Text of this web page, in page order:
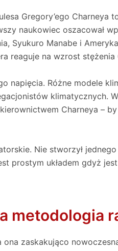
Gregory’ego
naukowiec oszacował
Syukuro Manabe i
reaguje na wzrost stężenia
napięcia. Różne modele
klimatycznych.
Charneya –
Nie stworzył
prostym układem gdyż
metodologia
ona zaskakująco